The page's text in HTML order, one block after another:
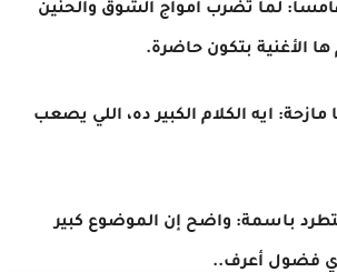
لما تضرب أمواج الشوق والحنين
الأغنية بتكون حاضرة.
ايه الكلام الكبير ده، اللي يصعب
باسمة: واضح إن الموضوع كبير
فضول أعرف..